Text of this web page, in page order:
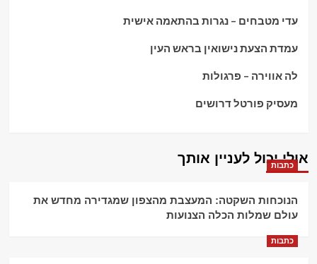
עדי מטבחים – נגרות בהתאמה אישית
עמדת הצעת נישואין בראש העין
לה אווירה – פרגולות
מעסיק פורטל דרושים
אולי יכול לעניין אותך
כתבות
הנוכחות השקטה: המעצבת מהצפון שמגדירה מחדש את
עולם שמלות הכלה הצנועות
כתבות